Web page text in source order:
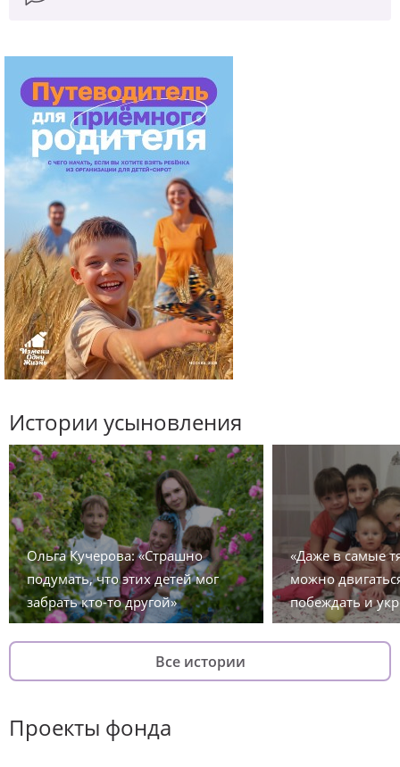
Истории усыновления
Ольга Кучерова: «Страшно
подумать, что этих детей мог
забрать кто-то другой»
«Даже в самые
можно
побеждать и
Все истории
Проекты фонда